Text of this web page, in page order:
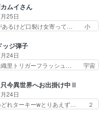
く相手の共… たまったアニメ
も帰った… マネージャー実在
なのに全…
が好き。愛する気は… 今晩
ンデレラガールズ… 公爵の妻
がシンプル。テー… まあ、これ
。むしろ判断が… 自分でも気づ
ていますデ… 【今夜のアニメA
令嬢×こ… 「ぼやっとしてたら
で開墾…
ムイさん
25日
あるけど口裂け女寄って… 小
ぎてボキキしそう(ぇ… 口裂け
て知らなかった…ポ… そのスタ
ッションは口裂け… 相変わら
か原作漫画の細か… 除霊士カム
のどん底へ突… 現代で有名な口
ちゃん、ポ… ろくろ首の除霊シ
のパチン…
ッジ弾子
24日
織里トリガーフラッシュ… 宇宙
！？Cパートで懐か… 普通にド
や羽仁衣が初めて… 優谷優の声
て言わせてて興… 珍子ちゃ
！先週に引き続… これは意図
今異世界へお出掛け中Ⅱ
24日
どれターキーwとりあえず… ２